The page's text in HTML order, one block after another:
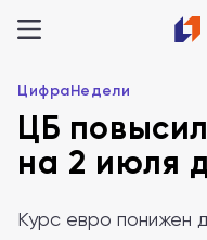
ЦифраНедели
ЦБ
на 2 июля
Курс евро понижен